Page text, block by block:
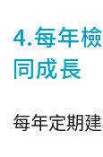
4.每年
同成長
每年定期